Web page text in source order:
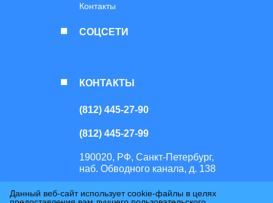
Контакты
СОЦСЕТИ
КОНТАКТЫ
(812) 445-27-90
(812) 445-27-99
190020, РФ, Санкт-Петербург,
наб. Обводного канала, д. 138
Перепечатка или копирование материалов сайта возможно только с
Данный веб-сайт использует cookie-файлы в целях